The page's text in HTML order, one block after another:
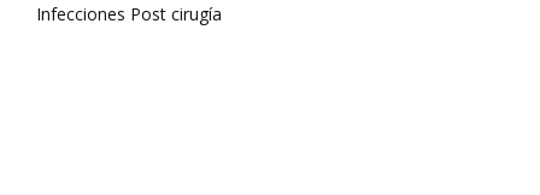
Infecciones Post cirugía